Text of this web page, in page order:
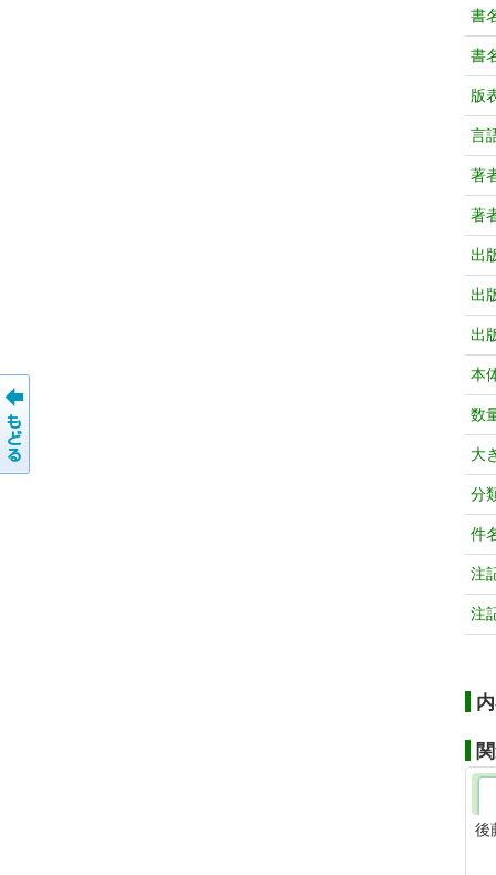
書
書
版
言
著
著
出
出
出
本
数
大
分
件
注
注
後